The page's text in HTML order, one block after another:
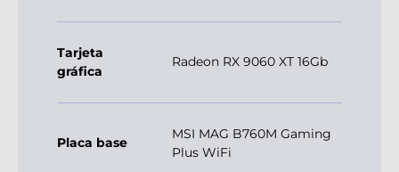
Tarjeta
gráfica
Radeon RX 9060 XT 16Gb
Placa base
MSI MAG B760M Gaming
Plus WiFi